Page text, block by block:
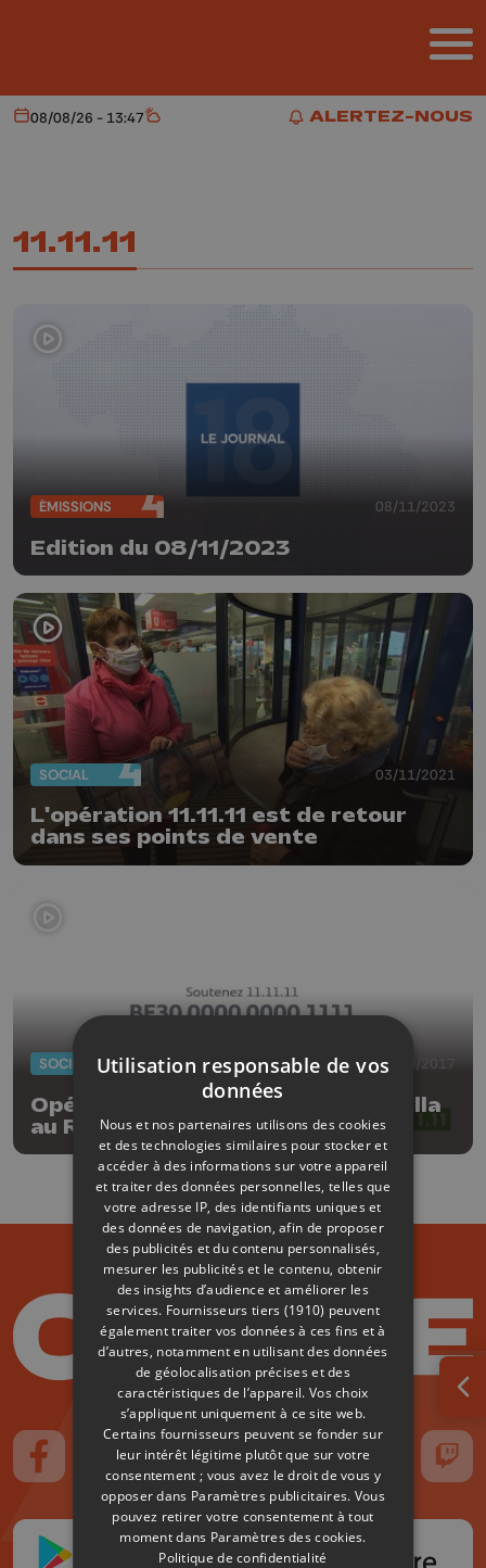
ALERTEZ-NOUS
ALERTEZ-NOUS
Aujourd'hui
08/08/26 - 13:47 Météo
11.11.11
ÉMISSIONS 08/11/2023
Edition du 08/11/2023
SOCIAL 03/11/2021
L'opération 11.11.11 est de retour
dans ses points de vente
SOCIÉTÉ 30/10/2017
Opération 11.11.11 : le rappeur Scylla
au Reflektor
Suivez-nous sur FaceBook
Suivez-nous sur Instagram
Suivez-nous sur TikTokSuivez-nous sur YouTube
Suivez-nous
Utilisation responsable de vos
données
Nous et nos partenaires utilisons des cookies
et des technologies similaires pour stocker et
accéder à des informations sur votre appareil
et traiter des données personnelles, telles que
votre adresse IP, des identifiants uniques et
des données de navigation, afin de proposer
des publicités et du contenu personnalisés,
mesurer les publicités et le contenu, obtenir
des insights d’audience et améliorer les
services. Fournisseurs tiers (1910) peuvent
également traiter vos données à ces fins et à
d’autres, notamment en utilisant des données
de géolocalisation précises et des
caractéristiques de l’appareil. Vos choix
s’appliquent uniquement à ce site web.
Certains fournisseurs peuvent se fonder sur
leur intérêt légitime plutôt que sur votre
consentement ; vous avez le droit de vous y
opposer dans Paramètres publicitaires. Vous
pouvez retirer votre consentement à tout
moment dans Paramètres des cookies.
Politique de confidentialité